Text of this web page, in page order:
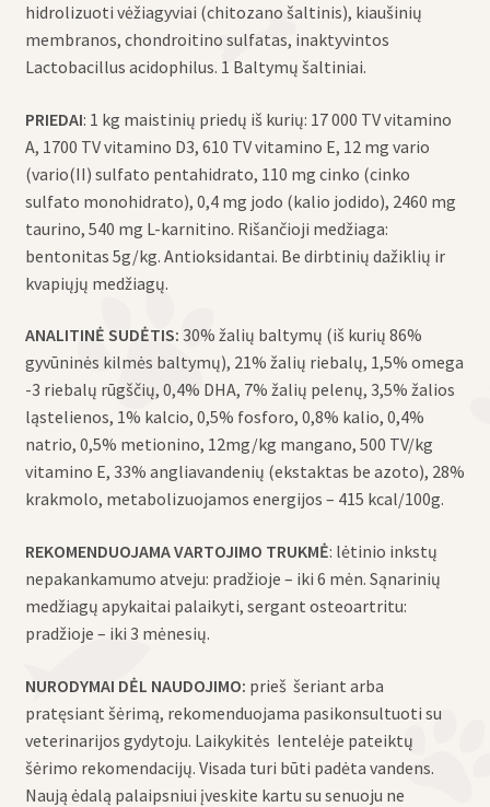
hidrolizuoti vėžiagyviai (chitozano šaltinis), kiaušinių
membranos, chondroitino sulfatas, inaktyvintos
Lactobacillus acidophilus. 1 Baltymų šaltiniai.
PRIEDAI: 1 kg maistinių priedų iš kurių: 17 000 TV vitamino
A, 1700 TV vitamino D3, 610 TV vitamino E, 12 mg vario
(vario(II) sulfato pentahidrato, 110 mg cinko (cinko
sulfato monohidrato), 0,4 mg jodo (kalio jodido), 2460 mg
taurino, 540 mg L-karnitino. Rišančioji medžiaga:
bentonitas 5g/kg. Antioksidantai. Be dirbtinių dažiklių ir
kvapiųjų medžiagų.
ANALITINĖ SUDĖTIS: 30% žalių baltymų (iš kurių 86%
gyvūninės kilmės baltymų), 21% žalių riebalų, 1,5% omega
-3 riebalų rūgščių, 0,4% DHA, 7% žalių pelenų, 3,5% žalios
ląstelienos, 1% kalcio, 0,5% fosforo, 0,8% kalio, 0,4%
natrio, 0,5% metionino, 12mg/kg mangano, 500 TV/kg
vitamino E, 33% angliavandenių (ekstaktas be azoto), 28%
krakmolo, metabolizuojamos energijos – 415 kcal/100g.
REKOMENDUOJAMA VARTOJIMO TRUKMĖ: lėtinio inkstų
nepakankamumo atveju: pradžioje – iki 6 mėn. Sąnarinių
medžiagų apykaitai palaikyti, sergant osteoartritu:
pradžioje – iki 3 mėnesių.
NURODYMAI DĖL NAUDOJIMO: prieš šeriant arba
pratęsiant šėrimą, rekomenduojama pasikonsultuoti su
veterinarijos gydytoju. Laikykitės lentelėje pateiktų
šėrimo rekomendacijų. Visada turi būti padėta vandens.
Naują ėdalą palaipsniui įveskite kartu su senuoju ne